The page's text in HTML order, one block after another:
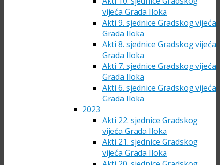
vijeća Grada Iloka
Akti 9. sjednice Gradskog vijeća
Grada Iloka
Akti 8. sjednice Gradskog vijeća
Grada Iloka
Akti 7. sjednice Gradskog vijeća
Grada Iloka
Akti 6. sjednice Gradskog vijeća
Grada Iloka
2023
Akti 22. sjednice Gradskog
vijeća Grada Iloka
Akti 21. sjednice Gradskog
vijeća Grada Iloka